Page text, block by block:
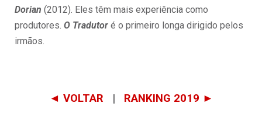
Dorian (2012). Eles têm mais experiência como
produtores. O Tradutor é o primeiro longa dirigido pelos
irmãos.
◄ VOLTAR | RANKING 2019 ►